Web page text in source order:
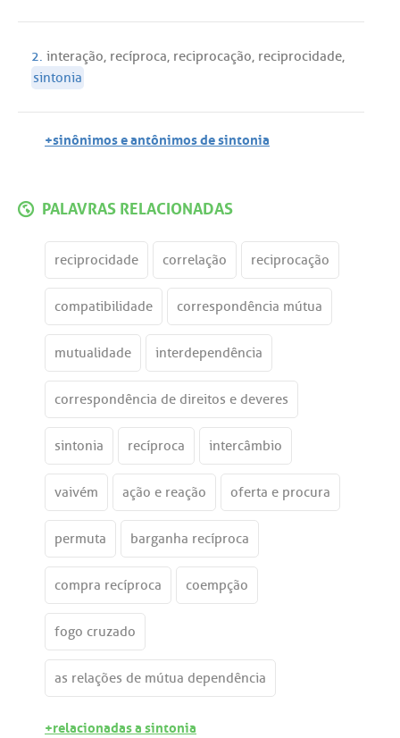
2. interação, recíproca, reciprocação, reciprocidade,
sintonia
+sinônimos e antônimos de sintonia
PALAVRAS RELACIONADAS
reciprocidade correlação reciprocação
compatibilidade correspondência mútua
mutualidade interdependência
correspondência de direitos e deveres
sintonia recíproca intercâmbio
vaivém ação e reação oferta e procura
permuta barganha recíproca
compra recíproca coempção
fogo cruzado
as relações de mútua dependência
+relacionadas a sintonia